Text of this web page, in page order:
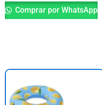
Comprar por WhatsApp